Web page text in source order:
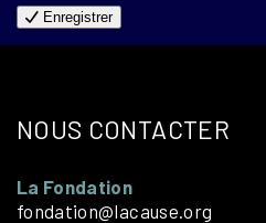
Enregistrer
NOUS CONTACTER
La Fondation
fondation@lacause.org